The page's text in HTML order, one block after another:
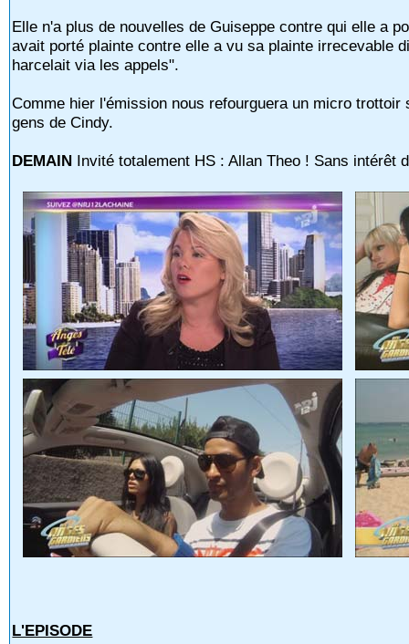
Elle n'a plus de nouvelles de Guiseppe contre qui elle a
avait porté plainte contre elle a vu sa plainte irrecevable
harcelait via les appels".
Comme hier l'émission nous refourguera un micro
gens de Cindy.
DEMAIN Invité totalement HS : Allan Theo ! Sans intérêt
L'EPISODE